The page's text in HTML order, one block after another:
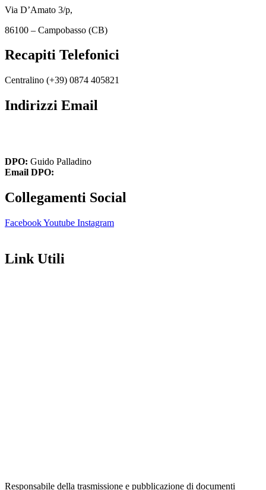
Via D’Amato 3/p,
86100 – Campobasso (CB)
Recapiti Telefonici
Centralino (+39) 0874 405821
Indirizzi Email
DPO: Guido Palladino
Email DPO:
Collegamenti Social
FacebookYoutube Instagram
Link Utili
Responsabile della trasmissione e pubblicazione di documenti